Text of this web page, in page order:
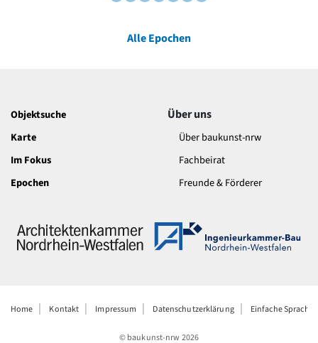
Alle Epochen
Objektsuche
Karte
Im Fokus
Epochen
Über uns
Über baukunst-nrw
Fachbeirat
Freunde & Förderer
Home Kontakt Impressum Datenschutzerklärung Einfache Sprache
© baukunst-nrw2026